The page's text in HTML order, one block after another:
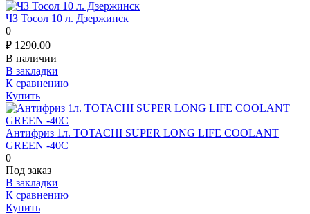
ЧЗ Тосол 10 л. Дзержинск
0
₽ 1290.00
В наличии
В закладки
К сравнению
Купить
Антифриз 1л. TOTACHI SUPER LONG LIFE COOLANT
GREEN -40C
0
Под заказ
В закладки
К сравнению
Купить